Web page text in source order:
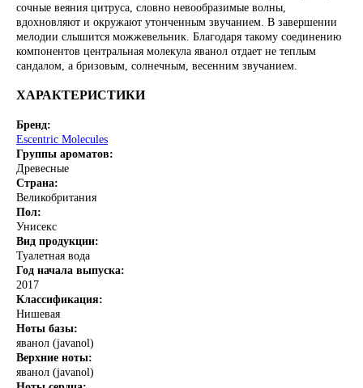
сочные веяния цитруса, словно невообразимые волны,
вдохновляют и окружают утонченным звучанием. В завершении
мелодии слышится можжевельник. Благодаря такому соединению
компонентов центральная молекула яванол отдает не теплым
сандалом, а бризовым, солнечным, весенним звучанием.
ХАРАКТЕРИСТИКИ
Бренд:
Escentric Molecules
Группы ароматов:
Древесные
Страна:
Великобритания
Пол:
Унисекс
Вид продукции:
Туалетная вода
Год начала выпуска:
2017
Классификация:
Нишевая
Ноты базы:
яванол (javanol)
Верхние ноты:
яванол (javanol)